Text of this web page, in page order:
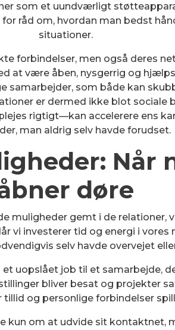
som et uundværligt
råd om, hvordan man bedst
situationer.
forbindelser, men også deres
at være åben, nysgerrig og
samarbejder, som både kan
er dermed ikke blot sociale
rigtigt—kan accelerere ens
man aldrig selv havde forudset.
Når
døre
muligheder gemt i de relationer,
vi investerer tid og energi i
selv havde overvejet
uopslået job til et samarbejde,
bliver besat og projekter
og personlige forbindelser
kun om at udvide sit kontaktnet,